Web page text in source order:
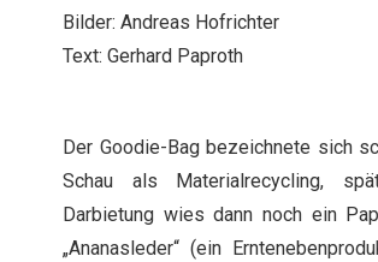
Bilder: Andreas Hofrichter
Text: Gerhard Paproth
Der Goodie-Bag bezeichnete sich
Schau als Materialrecycling,
Darbietung wies dann noch ein
„Ananasleder“ (ein